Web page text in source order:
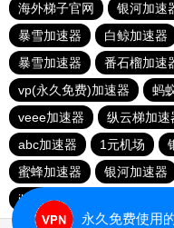
海外梯子官网
银河加速
暴雪加速器
白鲸加速器
暴雪加速器
番石榴加速
vp(永久免费)加速器
蚂
veee加速器
纵云梯加速
abc加速器
1元机场
蜜蜂加速器
银河加速器
ikuuu.me加速器官网
永久免费使用